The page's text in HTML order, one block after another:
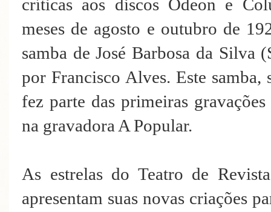
críticas aos discos Odeon e
meses de agosto e outubro de
samba de José Barbosa da Silva
por Francisco Alves. Este
fez parte das primeiras
na gravadora A Popular.
As estrelas do Teatro de
apresentam suas novas criações